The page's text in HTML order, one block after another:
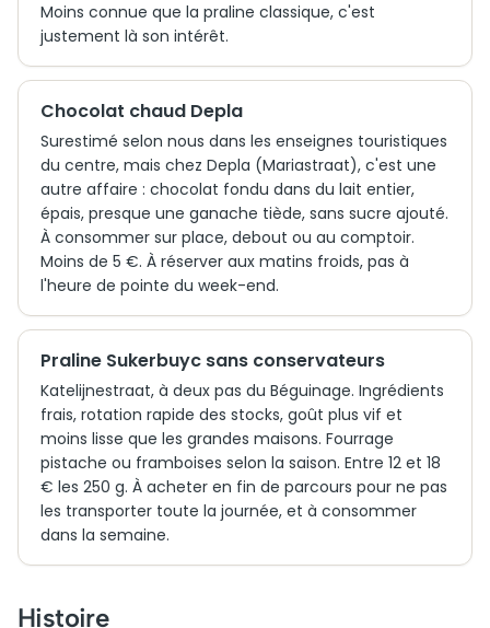
Moins connue que la praline classique, c'est
justement là son intérêt.
Chocolat chaud Depla
Surestimé selon nous dans les enseignes touristiques
du centre, mais chez Depla (Mariastraat), c'est une
autre affaire : chocolat fondu dans du lait entier,
épais, presque une ganache tiède, sans sucre ajouté.
À consommer sur place, debout ou au comptoir.
Moins de 5 €. À réserver aux matins froids, pas à
l'heure de pointe du week-end.
Praline Sukerbuyc sans conservateurs
Katelijnestraat, à deux pas du Béguinage. Ingrédients
frais, rotation rapide des stocks, goût plus vif et
moins lisse que les grandes maisons. Fourrage
pistache ou framboises selon la saison. Entre 12 et 18
€ les 250 g. À acheter en fin de parcours pour ne pas
les transporter toute la journée, et à consommer
dans la semaine.
Histoire